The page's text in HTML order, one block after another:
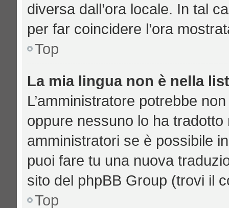
diversa dall’ora locale. In tal
per far coincidere l’ora
Top
La mia lingua non è nella
L’amministratore potrebbe
oppure nessuno lo ha
amministratori se è possibile
puoi fare tu una nuova
sito del phpBB Group (trovi il
Top